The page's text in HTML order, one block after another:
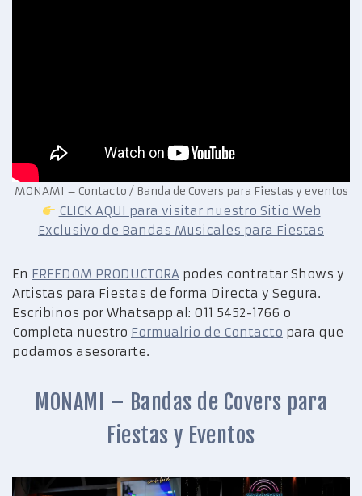
MONAMI – Contacto / Banda de Covers para Fiestas y eventos
CLICK AQUI para visitar nuestro Sitio Web
Exclusivo de Bandas Musicales para Fiestas
En FREEDOM PRODUCTORA podes contratar Shows y
Artistas para Fiestas de forma Directa y Segura.
Escribinos por Whatsapp al: 011 5452-1766 o
Completa nuestro Formualrio de Contacto para que
podamos asesorarte.
MONAMI – Bandas de Covers para
Fiestas y Eventos